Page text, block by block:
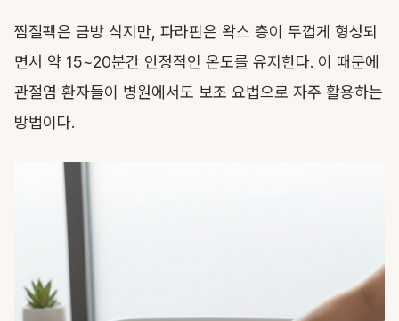
찜질팩은 금방 식지만, 파라핀은 왁스 층이 두껍게 형성되
면서 약 15~20분간 안정적인 온도를 유지한다. 이 때문에
관절염 환자들이 병원에서도 보조 요법으로 자주 활용하는
방법이다.